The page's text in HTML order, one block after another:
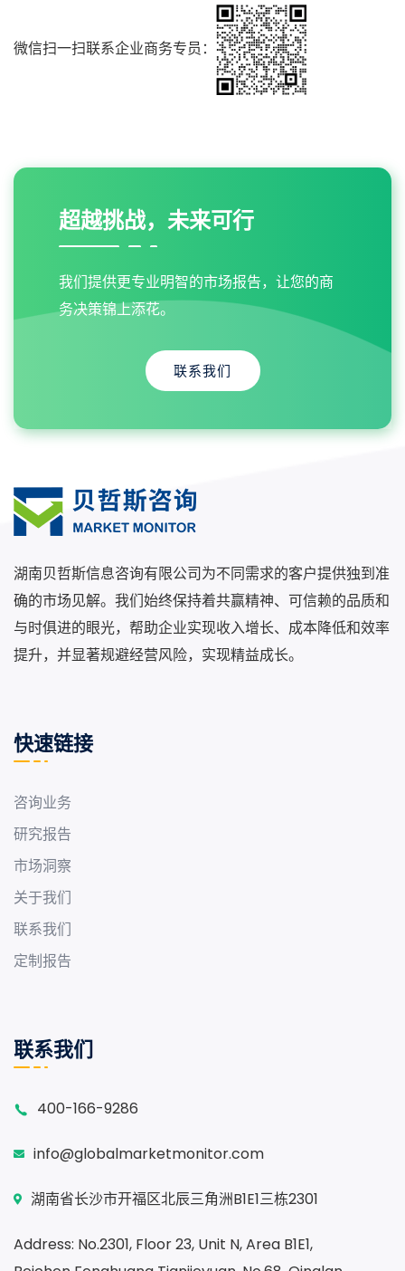
微信扫一扫联系企业商务专员：
超越挑战，未来可行
我们提供更专业明智的市场报告，让您的商
务决策锦上添花。
联系我们
湖南贝哲斯信息咨询有限公司为不同需求的客户提供独到准
确的市场见解。我们始终保持着共赢精神、可信赖的品质和
与时俱进的眼光，帮助企业实现收入增长、成本降低和效率
提升，并显著规避经营风险，实现精益成长。
快速链接
咨询业务
研究报告
市场洞察
关于我们
联系我们
定制报告
联系我们
400-166-9286
info@globalmarketmonitor.com
湖南省长沙市开福区北辰三角洲B1E1三栋2301
Address: No.2301, Floor 23, Unit N, Area B1E1,